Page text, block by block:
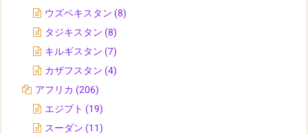
ウズベキスタン (8)
タジキスタン (8)
キルギスタン (7)
カザフスタン (4)
アフリカ (206)
エジプト (19)
スーダン (11)